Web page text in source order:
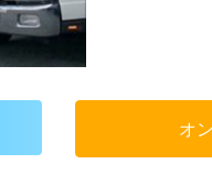
す。希望があれば
オ